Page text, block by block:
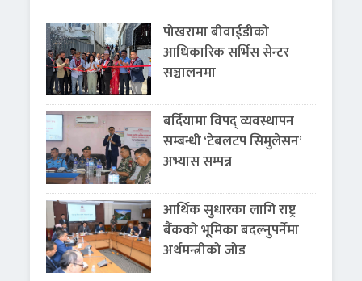
पोखरामा बीवाईडीको
आधिकारिक सर्भिस सेन्टर
सञ्चालनमा
बर्दियामा विपद् व्यवस्थापन
सम्बन्धी ‘टेबलटप सिमुलेसन’
अभ्यास सम्पन्न
आर्थिक सुधारका लागि राष्ट्र
बैंकको भूमिका बदल्नुपर्नेमा
अर्थमन्त्रीको जोड